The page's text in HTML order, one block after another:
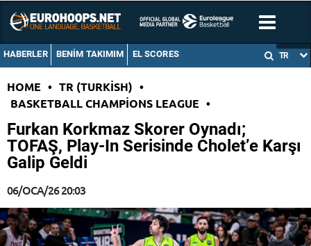
HABERLER BENIM TAKIMIM EL SCORES TR
HOME • TR (TURKISH) •
BASKETBALL CHAMPIONS LEAGUE •
Furkan Korkmaz Skorer Oynadı;
TOFAŞ, Play-In Serisinde Cholet’e Karşı
Galip Geldi
06/OCA/26 20:03